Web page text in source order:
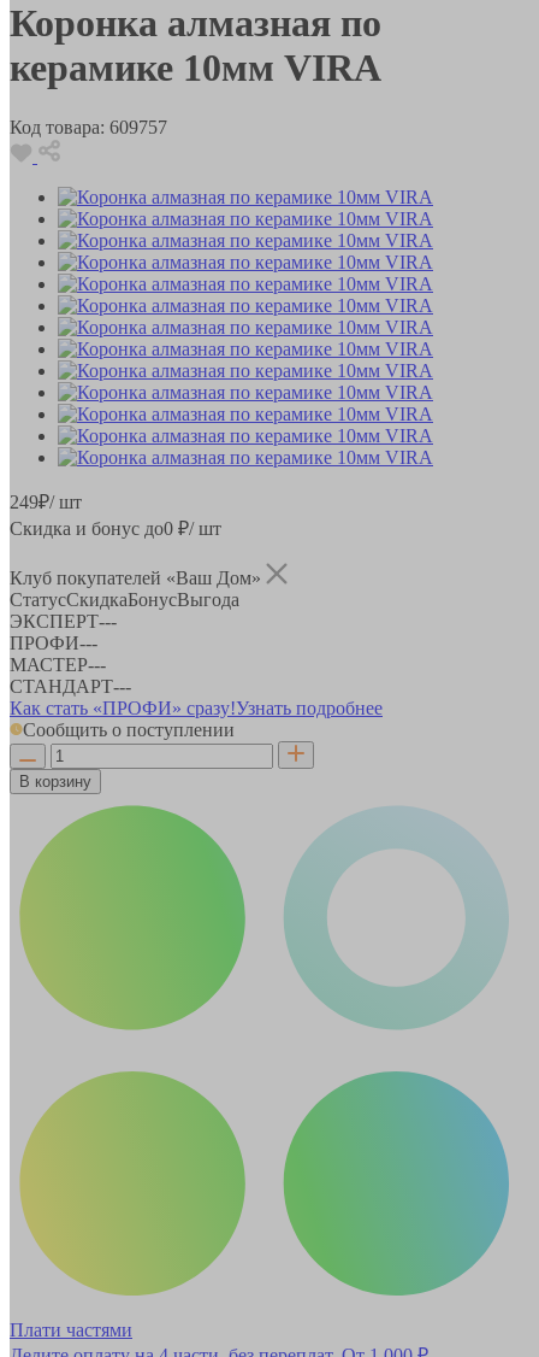
Коронка алмазная по
керамике 10мм VIRA
Код товара: 609757
249₽/ шт
Скидка и бонус до0 ₽/ шт
Клуб покупателей «Ваш Дом»
СтатусСкидкаБонусВыгода
ЭКСПЕРТ---
ПРОФИ---
МАСТЕР---
СТАНДАРТ---
Как стать «ПРОФИ» сразу!Узнать подробнее
Сообщить о поступлении
В корзину
Плати частями